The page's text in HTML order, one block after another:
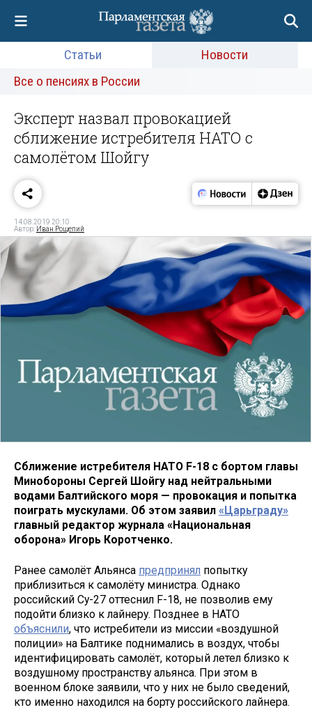
Статьи
Новости
Все о пенсиях в России
Эксперт назвал провокацией
сближение истребителя НАТО с
самолётом Шойгу
14.08.2019 20:10
Автор: Иван Рощепий
Сближение истребителя НАТО F-18 с бортом главы
Минобороны Сергей Шойгу над нейтральными
водами Балтийского моря — провокация и попытка
поиграть мускулами. Об этом заявил «Царьграду»
главный редактор журнала «Национальная
оборона» Игорь Коротченко.
Ранее самолёт Альянса предпринял попытку
приблизиться к самолёту министра. Однако
российский Су-27 оттеснил F-18, не позволив ему
подойти близко к лайнеру. Позднее в НАТО
объяснили, что истребители из миссии «воздушной
полиции» на Балтике поднимались в воздух, чтобы
идентифицировать самолёт, который летел близко к
воздушному пространству альянса. При этом в
военном блоке заявили, что у них не было сведений,
кто именно находился на борту российского лайнера.